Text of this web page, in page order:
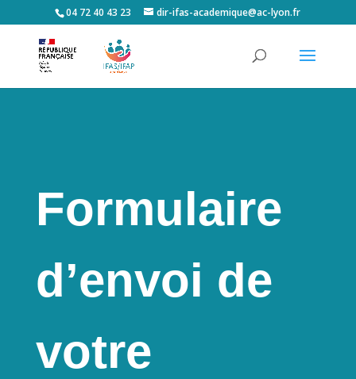
04 72 40 43 23 dir-ifas-academique@ac-lyon.fr
Formulaire
d’envoi de
votre